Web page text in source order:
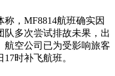
，MF8814航班确实因
队多次尝试排故未果，出
航空公司已为受影响旅客
17时补飞航班。